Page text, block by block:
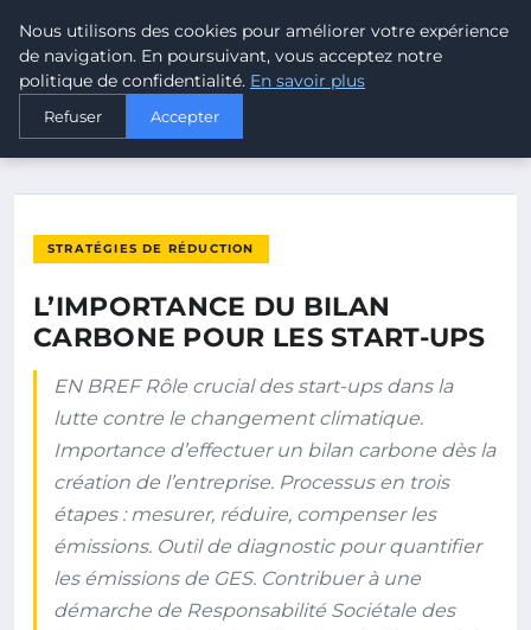
MALTA CLIMATE
ACCUEIL
L’IMPORTANCE DU BILAN CARBONE POUR LES START-UPS
STRATÉGIES DE RÉDUCTION
L’IMPORTANCE DU BILAN
CARBONE POUR LES START-UPS
EN BREF Rôle crucial des start-ups dans la
lutte contre le changement climatique.
Importance d’effectuer un bilan carbone dès la
création de l’entreprise. Processus en trois
étapes : mesurer, réduire, compenser les
émissions. Outil de diagnostic pour quantifier
les émissions de GES. Contribuer à une
démarche de Responsabilité Sociétale des
Nous utilisons des cookies pour améliorer votre expérience
de navigation. En poursuivant, vous acceptez notre
politique de confidentialité. En savoir plus
Refuser Accepter